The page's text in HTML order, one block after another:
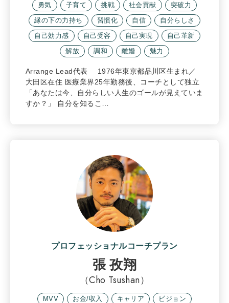
勇気
子育て 挑戦 社会貢献
突破力
縁の下の力持ち
習慣化 自信
自分らしさ
自己効力感
自己受容 自己実現
自己革新
解放
調和 離婚 魅力
Arrange Lead代表 1976年東京都品川区生まれ／
大田区在住 医療業界25年勤務後、コーチとして独立
「あなたは今、自分らしい人生のゴールが見えていま
すか？」 自分を知るこ…
プロフェッショナルコーチプラン
張 孜翔
（Cho Tsushan）
MVV お金/収入 キャリア
ビジョン